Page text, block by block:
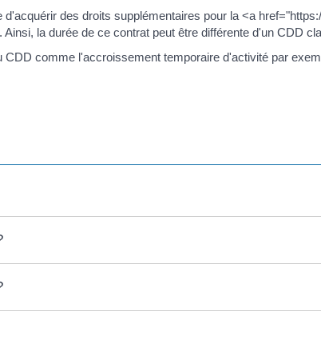
des droits supplémentaires pour la <a
la durée de ce contrat peut être différente d'un CDD
comme l'accroissement temporaire d'activité par